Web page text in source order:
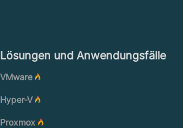
Lösungen und Anwendungsfälle
VMware
Hyper-V
Proxmox